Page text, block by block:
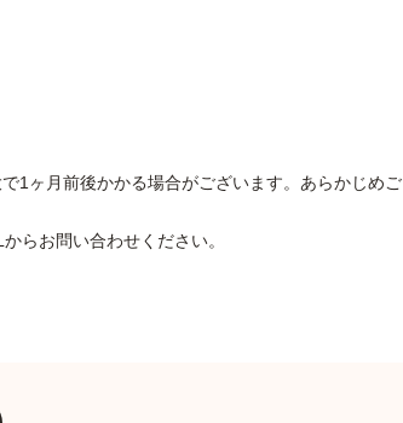
1ヶ月前後かかる場合がございます。あらかじめご
らお問い合わせください。